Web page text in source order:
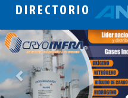
DIRECTORIO